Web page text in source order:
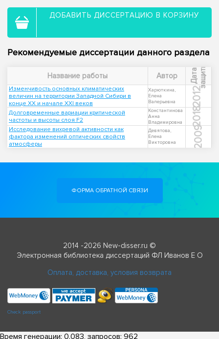
ДОБАВИТЬ ДИССЕРТАЦИЮ В КОРЗИНУ
Рекомендуемые диссертации данного раздела
Название работы Автор Д
а
т
а
з
а
щ
и
т ы
Изменчивость основных климатических
величин на территории Западной Сибири в
конце XX и начале XXI веков
Харюткина,
Елена
Валерьевна
2012
Долговременные вариации критической
частоты и высоты слоя F2
Константинова
Анна
Владимировна
2018
Исследование вихревой активности как
фактора изменений оптических свойств
атмосферы
Девятова,
Елена
Викторовна
2009
ФОРМА ОБРАТНОЙ СВЯЗИ
2014 -2026 New-disser.ru ©
Электронная библиотека диссертаций ФЛ Иванов Е О
Оплата, доставка, условия возврата
Check passport
Время генерации: 0.083, запросов: 962